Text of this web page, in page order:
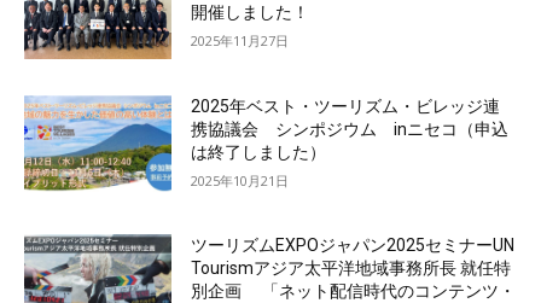
開催しました！
2025年11月27日
2025年ベスト・ツーリズム・ビレッジ連
携協議会 シンポジウム inニセコ（申込
は終了しました）
2025年10月21日
ツーリズムEXPOジャパン2025セミナーUN
Tourismアジア太平洋地域事務所長 就任特
別企画 「ネット配信時代のコンテンツ・